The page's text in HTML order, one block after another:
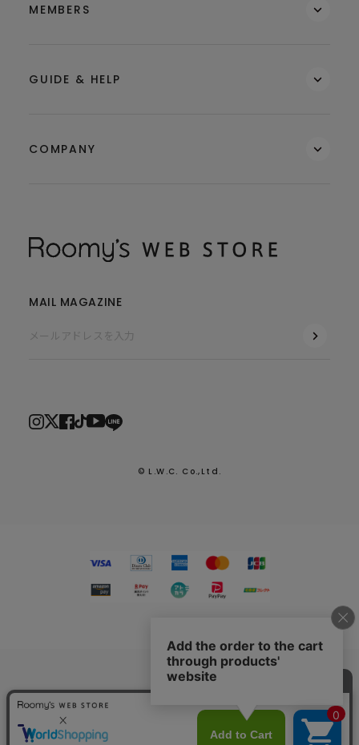
2026.7.29
熊本県熊本地方を震源とする地震による配送への影響につい
MEMBERS
GUIDE & HELP
COMPANY
MAIL MAGAZINE
© L.W.C. Co.,Ltd.